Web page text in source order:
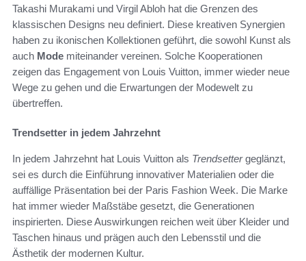
Takashi Murakami und Virgil Abloh hat die Grenzen des
klassischen Designs neu definiert. Diese kreativen Synergien
haben zu ikonischen Kollektionen geführt, die sowohl Kunst als
auch Mode miteinander vereinen. Solche Kooperationen
zeigen das Engagement von Louis Vuitton, immer wieder neue
Wege zu gehen und die Erwartungen der Modewelt zu
übertreffen.
Trendsetter in jedem Jahrzehnt
In jedem Jahrzehnt hat Louis Vuitton als Trendsettergeglänzt,
sei es durch die Einführung innovativer Materialien oder die
auffällige Präsentation bei der Paris Fashion Week. Die Marke
hat immer wieder Maßstäbe gesetzt, die Generationen
inspirierten. Diese Auswirkungen reichen weit über Kleider und
Taschen hinaus und prägen auch den Lebensstil und die
Ästhetik der modernen Kultur.